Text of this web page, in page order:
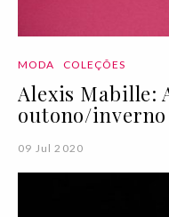
MODA COLEÇÕES
Alexis Mabille:
outono/inverno
09 Jul 2020